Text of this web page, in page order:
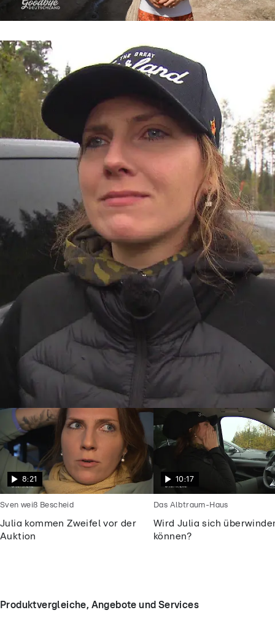
Goodbye Deutschland
„Ich kann einfach nicht mehr“ – Levke
kämpft verzweifelt um ihre Scheidung
Goodbye Deutschland
Julia will endlich frei sein vom
Alptraummann
8:21
Julia kommen Zweifel vor der
Auktion
Sven weiß Bescheid
10:17
Wird Julia sich
können?
Das Albtraum-Haus
Produktvergleiche, Angebote und Services